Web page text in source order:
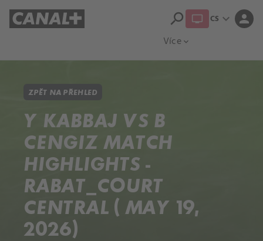
Více expand_more
search CS expand_more person
ZPĚT NA PŘEHLED
Y KABBAJ VS B
CENGIZ MATCH
HIGHLIGHTS -
RABAT_COURT
CENTRAL ( MAY 19,
2026)